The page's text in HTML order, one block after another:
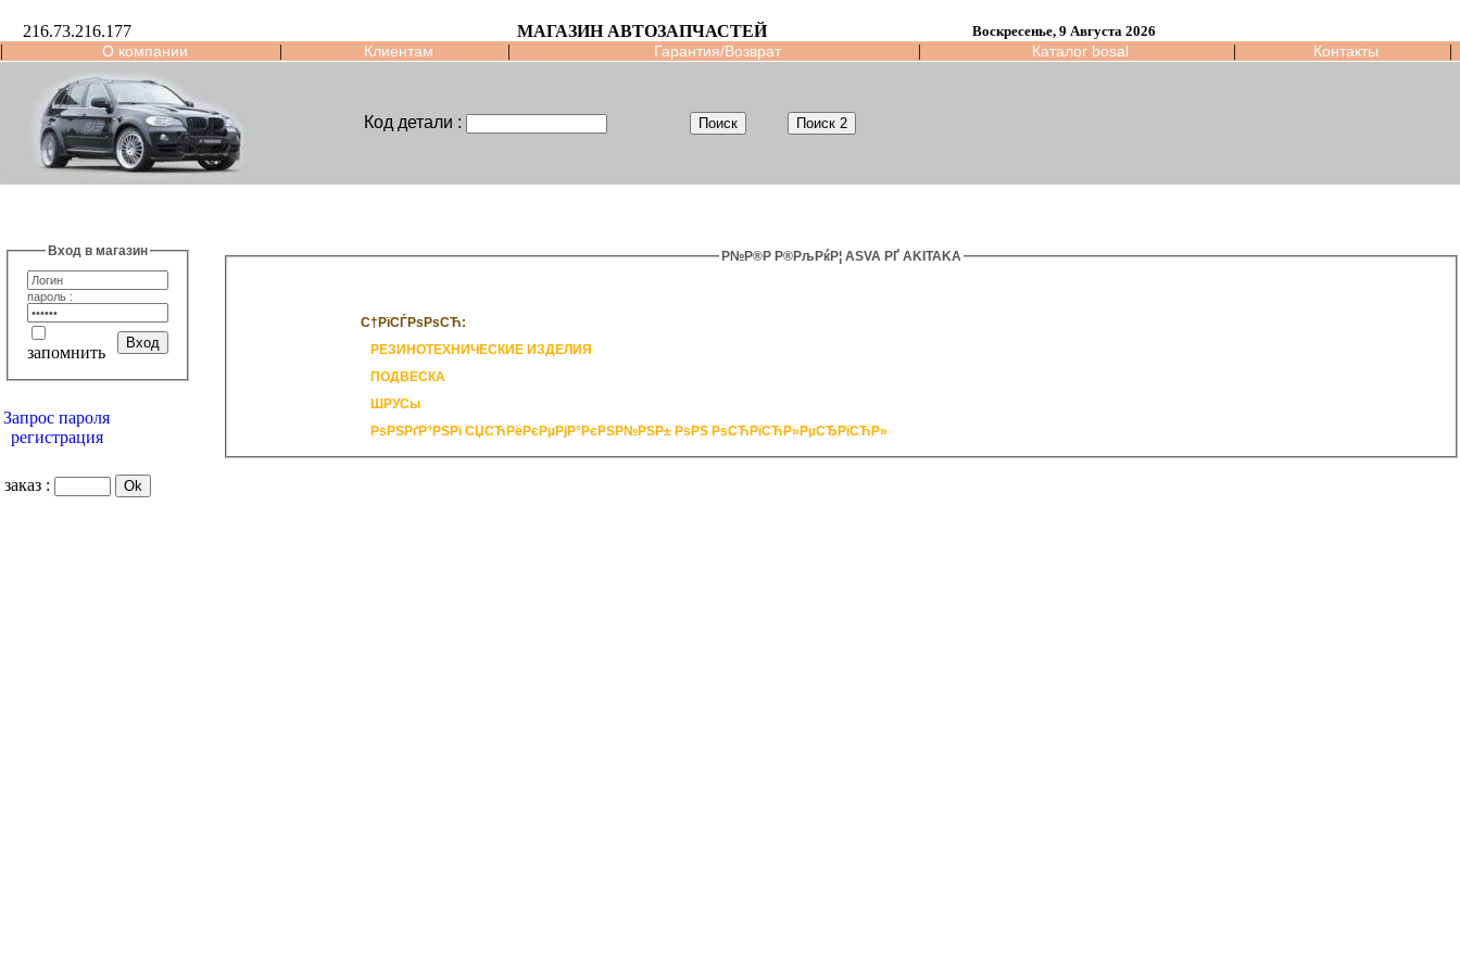
216.73.216.177 МАГАЗИН АВТОЗАПЧАСТЕЙ Воскресенье, 9 Августа 2026
| О компании | Клиентам | Гарантия/Возврат | Каталог bosal | Контакты |
Код детали :
Вход в магазин
пароль :
запомнить
Запрос пароля
регистрация
заказ :
Р№Р®Р Р®РљРќР¦ ASVA РҐ AKITAKA
С†РїСЃРѕРѕСЋ:
РЕЗИНОТЕХНИЧЕСКИЕ ИЗДЕЛИЯ
ПОДВЕСКА
ШРУСы
РѕРЅРґР°РЅРї СЏСЋРёРєРµРјР°РєРЅР№РЅР± РѕРЅ РѕСЋРїСЋР»РµСЂРїСЋР»